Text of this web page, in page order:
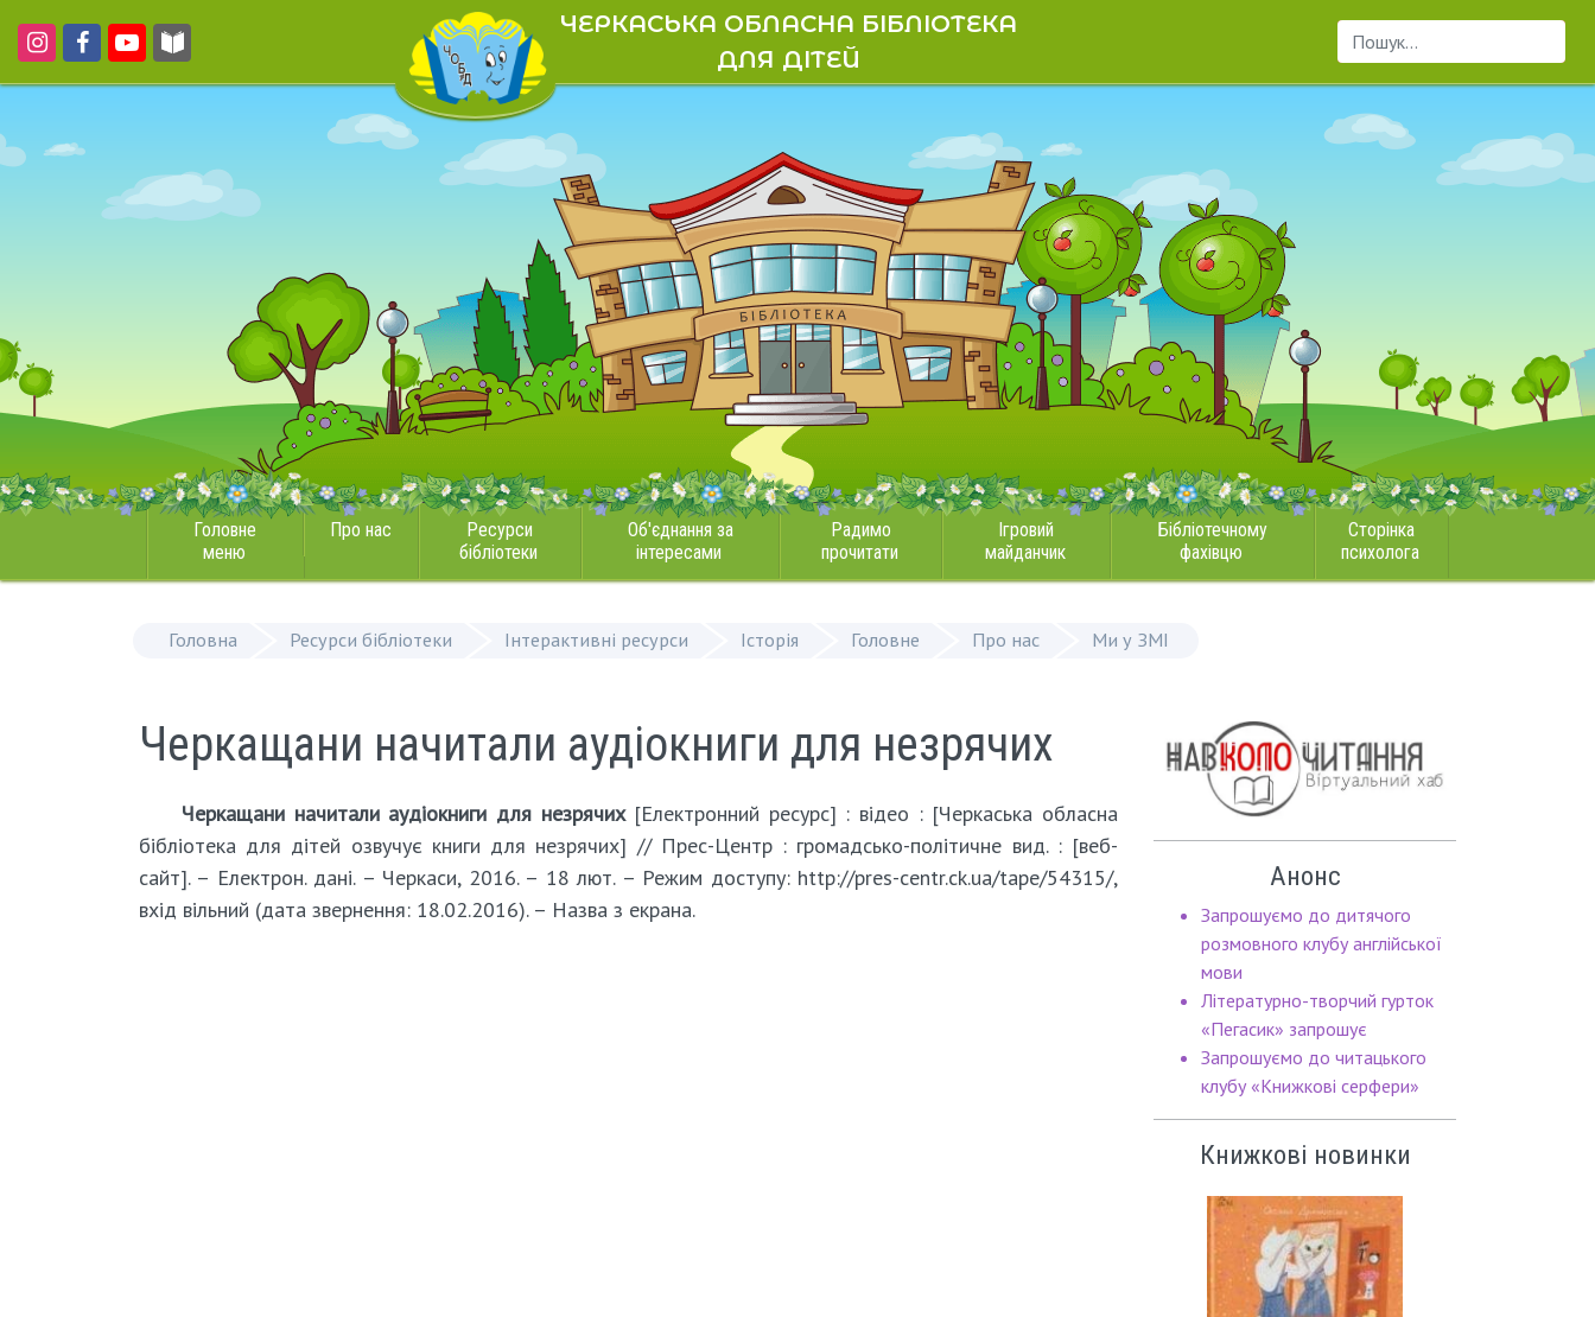
ЧЕРКАСЬКА ОБЛАСНА БІБЛІОТЕКА
ДЛЯ ДІТЕЙ
Пошук...
Головне
меню
Про нас
Ресурси
бібліотеки
Об'єднання за
інтересами
Радимо
прочитати
Ігровий
майданчик
Бібліотечному
фахівцю
Сторінка
психолога
Головна Ресурси бібліотеки Інтерактивні ресурси Історія Головне Про нас Ми у ЗМІ
Черкащани начитали аудіокниги для незрячих
Черкащани начитали аудіокниги для незрячих[Електронний ресурс] : відео : [Черкаська обласна
бібліотека для дітей озвучує книги для незрячих] // Прес-Центр : громадсько-політичне вид. : [веб-
сайт]. – Електрон. дані. – Черкаси, 2016. – 18 лют. – Режим доступу: http://pres-centr.ck.ua/tape/54315/,
вхід вільний (дата звернення: 18.02.2016). – Назва з екрана.
Анонс
Запрошуємо до дитячого
розмовного клубу англійської
мови
Літературно-творчий гурток
«Пегасик» запрошує
Запрошуємо до читацького
клубу «Книжкові серфери»
Книжкові новинки